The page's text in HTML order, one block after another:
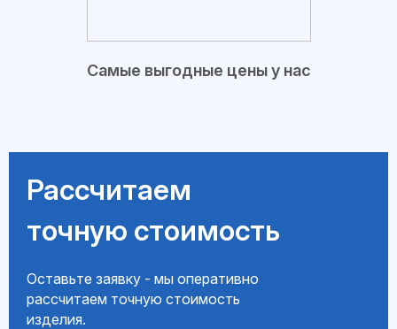
Самые выгодные цены у нас
Рассчитаем
точную стоимость
Оставьте заявку - мы оперативно
рассчитаем точную стоимость
изделия.